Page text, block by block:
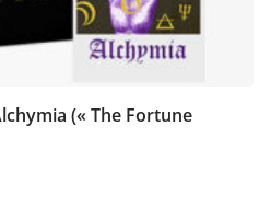
(« The Fortune